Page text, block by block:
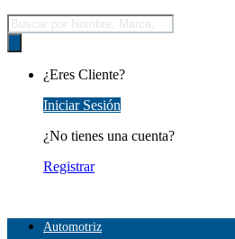
Búsqueda
de
productos
¿Eres Cliente?
Iniciar Sesión
¿No tienes una cuenta?
Registrar
Automotriz